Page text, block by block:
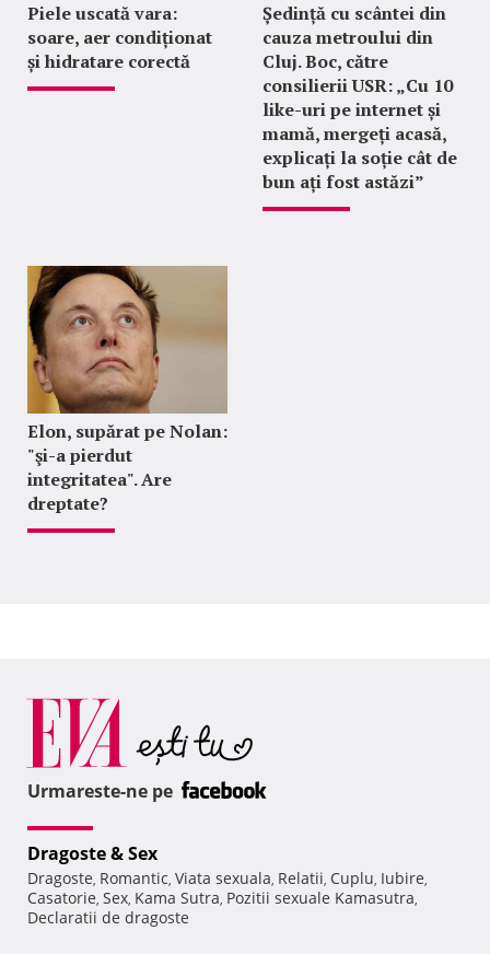
Piele uscată vara:
soare, aer condiționat
și hidratare corectă
Ședință cu scântei din
cauza metroului din
Cluj. Boc, către
consilierii USR: „Cu 10
like-uri pe internet și
mamă, mergeți acasă,
explicați la soție cât de
bun ați fost astăzi”
Elon, supărat pe Nolan:
"şi-a pierdut
integritatea". Are
dreptate?
Urmareste-ne pe
Dragoste & Sex
Dragoste, Romantic, Viata sexuala, Relatii, Cuplu, Iubire,
Casatorie, Sex, Kama Sutra, Pozitii sexuale Kamasutra,
Declaratii de dragoste